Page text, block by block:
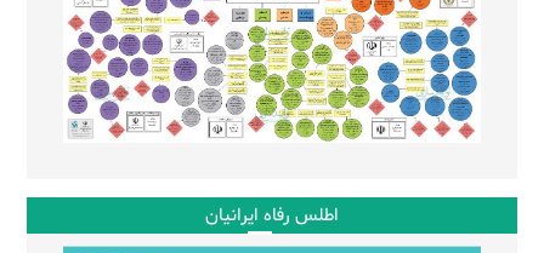
اطلس رفاه ایرانیان